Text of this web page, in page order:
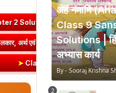
(दीपकम) |
रूप (उभयपदी) - १० लकार, अर्थ एवं
Malhar Chapter 4 Haridwar |
अहं नमामि
Class 9
Solutions |
अभ्यास कार्य
By - Sooraj Krishna